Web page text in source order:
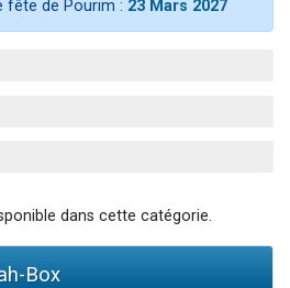
de donner son Maasser
fête de Pourim : 23 Mars 2027
dans cette catégorie.
Box